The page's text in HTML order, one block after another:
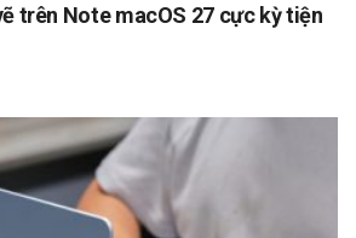
trên Note macOS 27 cực kỳ tiện